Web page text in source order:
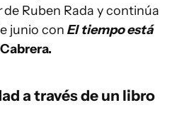
de Ruben Rada y continúa
junio con El tiempo está
a través de un libro